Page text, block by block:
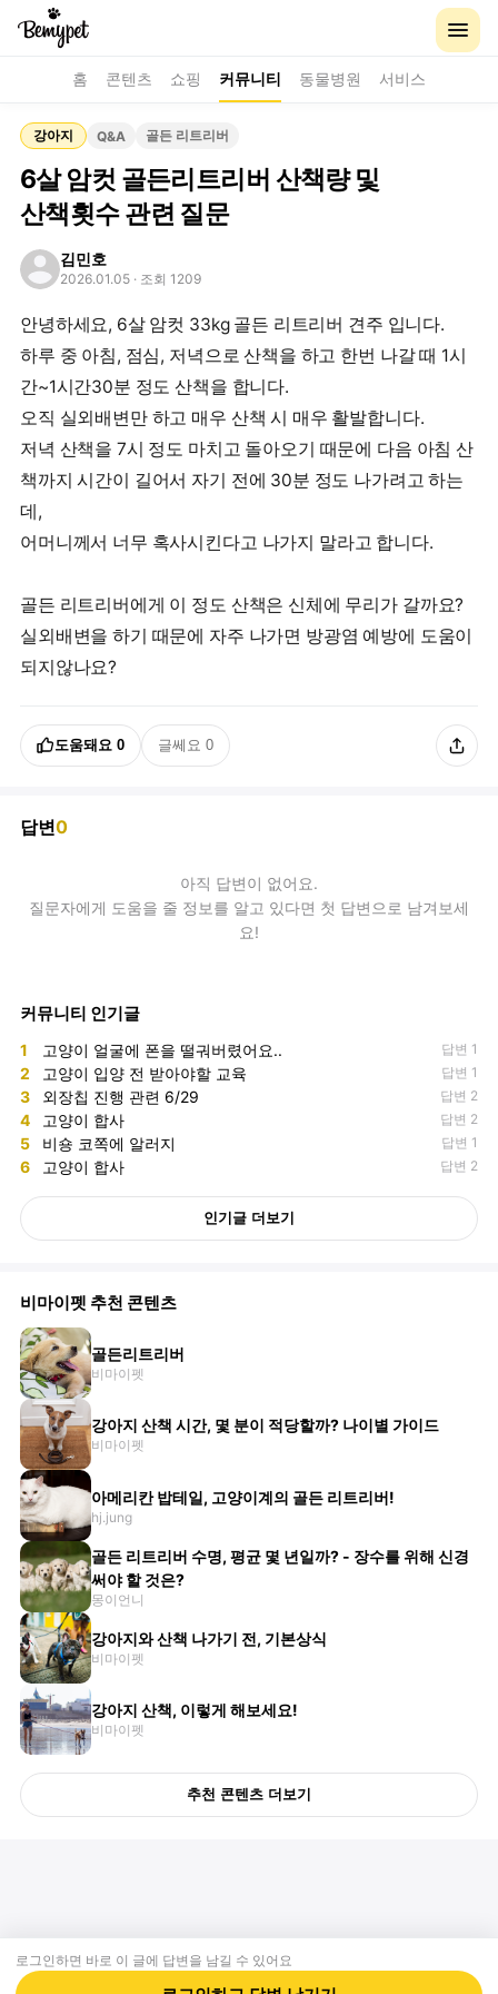
홈 콘텐츠 쇼핑 커뮤니티 동물병원 서비스
강아지 Q&A 골든 리트리버
6살 암컷 골든리트리버 산책량 및
산책횟수 관련 질문
김민호
2026.01.05 · 조회 1209
안녕하세요, 6살 암컷 33kg 골든 리트리버 견주 입니다.
하루 중 아침, 점심, 저녁으로 산책을 하고 한번 나갈 때 1시
간~1시간30분 정도 산책을 합니다.
오직 실외배변만 하고 매우 산책 시 매우 활발합니다.
저녁 산책을 7시 정도 마치고 돌아오기 때문에 다음 아침 산
책까지 시간이 길어서 자기 전에 30분 정도 나가려고 하는
데,
어머니께서 너무 혹사시킨다고 나가지 말라고 합니다.
골든 리트리버에게 이 정도 산책은 신체에 무리가 갈까요?
실외배변을 하기 때문에 자주 나가면 방광염 예방에 도움이
되지않나요?
도움돼요 0 글쎄요 0
답변0
아직 답변이 없어요.
질문자에게 도움을 줄 정보를 알고 있다면 첫 답변으로 남겨보세
요!
커뮤니티 인기글
1 고양이 얼굴에 폰을 떨궈버렸어요.. 답변 1
2 고양이 입양 전 받아야할 교육 답변 1
3 외장칩 진행 관련 6/29 답변 2
4 고양이 합사 답변 2
5 비숑 코쪽에 알러지 답변 1
6 고양이 합사 답변 2
인기글 더보기
비마이펫 추천 콘텐츠
골든리트리버
비마이펫
강아지 산책 시간, 몇 분이 적당할까? 나이별 가이드
비마이펫
아메리칸 밥테일, 고양이계의 골든 리트리버!
hj.jung
골든 리트리버 수명, 평균 몇 년일까? - 장수를 위해 신경
써야 할 것은?
몽이언니
강아지와 산책 나가기 전, 기본상식
비마이펫
강아지 산책, 이렇게 해보세요!
비마이펫
추천 콘텐츠 더보기
로그인하면 바로 이 글에 답변 을 남길 수 있어요